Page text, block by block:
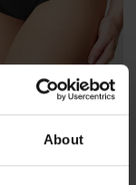
About